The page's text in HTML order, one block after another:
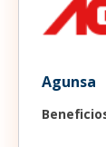
Agunsa